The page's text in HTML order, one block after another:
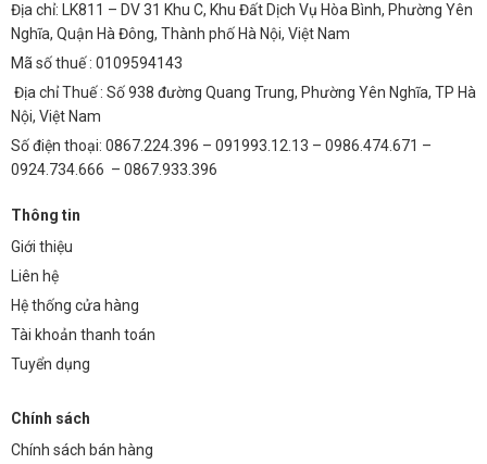
Địa chỉ: LK811 – DV 31 Khu C, Khu Đất Dịch Vụ Hòa Bình, Phường Yên
Nghĩa, Quận Hà Đông, Thành phố Hà Nội, Việt Nam
Mã số thuế : 0109594143
Địa chỉ Thuế : Số 938 đường Quang Trung, Phường Yên Nghĩa, TP Hà
Nội, Việt Nam
Số điện thoại: 0867.224.396 – 091993.12.13 – 0986.474.671 –
0924.734.666 – 0867.933.396
Thông tin
Giới thiệu
Liên hệ
Hệ thống cửa hàng
Tài khoản thanh toán
Tuyển dụng
Chính sách
Chính sách bán hàng